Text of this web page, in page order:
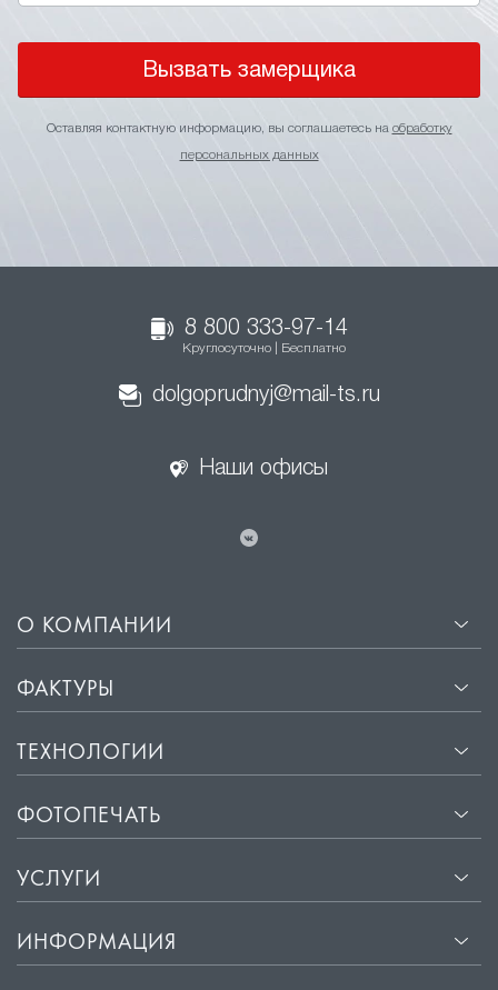
Вызвать замерщика
Оставляя контактную информацию, вы соглашаетесь на обработку
персональных данных
8 800 333-97-14
Круглосуточно | Бесплатно
dolgoprudnyj@mail-ts.ru
Наши офисы
О КОМПАНИИ
ФАКТУРЫ
ТЕХНОЛОГИИ
ФОТОПЕЧАТЬ
УСЛУГИ
ИНФОРМАЦИЯ